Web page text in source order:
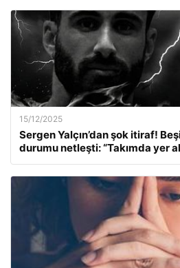
15/12/2025
Sergen Yalçın’dan şok itiraf!
durumu netleşti: “Takımda yer